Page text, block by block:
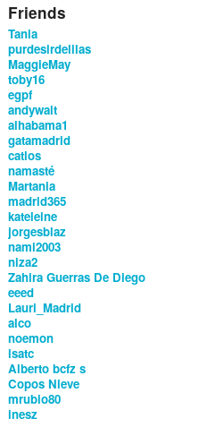
Friends
Tania
purdesirdelilas
MaggieMay
toby16
egpf
andywait
alhabama1
gatamadrid
catlos
namasté
Martania
madrid365
kateleine
jorgesblaz
nami2003
niza2
Zahira Guerras De Diego
eeed
Lauri_Madrid
alco
noemon
isatc
Alberto bcfz s
Copos Nieve
mrubio80
inesz